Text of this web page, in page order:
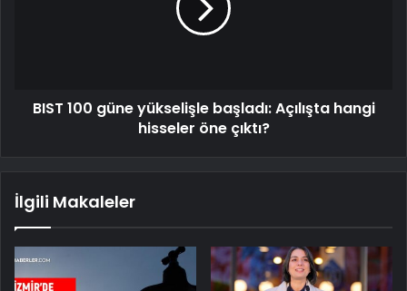
BIST 100 güne yükselişle başladı: Açılışta hangi
hisseler öne çıktı?
İlgili Makaleler